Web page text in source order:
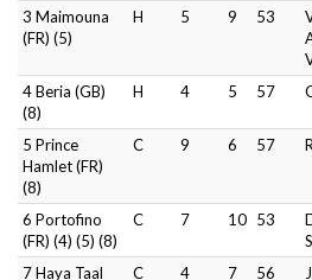
3 Maimouna
(FR) (5)
H 5 9 53
4 Beria (GB)
(8)
H 4 5 57
5 Prince
Hamlet (FR)
(8)
C 9 6 57
6 Portofino
(FR) (4) (5) (8)
C 7 10 53
7 Haya Taal
C 4 7 56